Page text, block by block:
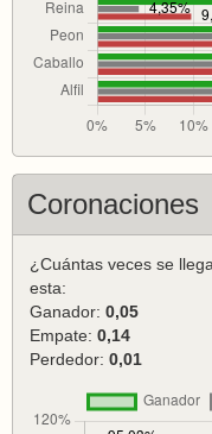
Coronaciones
¿Cuántas veces se
esta:
Ganador: 0,05
Empate: 0,14
Perdedor: 0,01